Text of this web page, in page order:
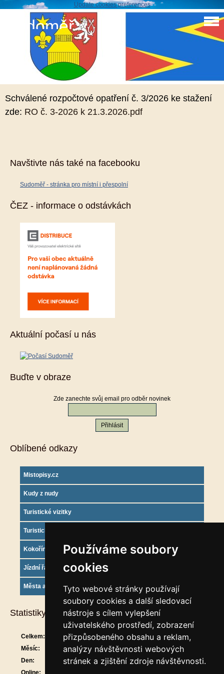
Používáme soubory
cookies
Tyto webové stránky používají
soubory cookies a další sledovací
nástroje s cílem vylepšení
uživatelského prostředí, zobrazení
přizpůsobeného obsahu a reklam,
analýzy návštěvnosti webových
stránek a zjištění zdroje návštěvnosti.
Update cookies preferences
Sudoměř
Schválené rozpočtové opatření č. 3/2026
19. 4. 2026
Schválené rozpočtové opatření č. 3/2026 ke stažení
zde: RO č. 3-2026 k 21.3.2026.pdf
Navštivte nás také na facebooku
Sudoměř - stránka pro místní i přespolní
ČEZ - informace o odstávkách
Aktuální počasí u nás
Buďte v obraze
Zde zanechte svůj email pro odběr novinek
Oblíbené odkazy
Mistopisy.cz
Kudy z nudy
Turistické vizitky
Turistický deník
Kokořínsko info
Jízdní řády
Města a obce
Statistiky
Online:
Celkem:
911709
Měsíc:
30044
Den: